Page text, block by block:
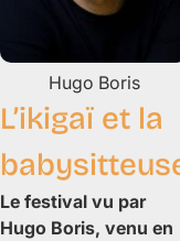
Hugo Boris
L’ikigaï et la
Le festival vu par
Hugo Boris, venu en